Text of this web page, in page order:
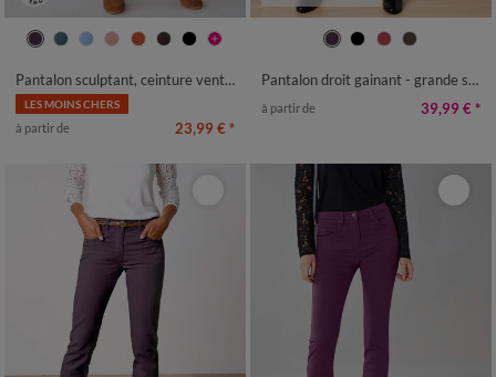
36 38 40 42 44 46
48
Pantalon sculptant, ceinture ventre plat
LES MOINS CHERS
à partir de 23,99 € *
40 42 44 46
Pantalon droit gainant - grande stature entrej. 78 cm
à partir de 39,99 € *